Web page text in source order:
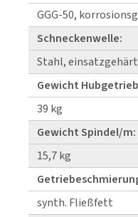
GGG-50,
Schneckenwelle:
Stahl,
Gewicht
39 kg
Gewicht Spindel/m:
15,7 kg
synth. Fließfett